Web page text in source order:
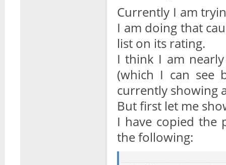
Currently I am
I am doing that
list on its rating.
I think I am
(which I can see
currently showing
But first let me
I have copied the
the following: